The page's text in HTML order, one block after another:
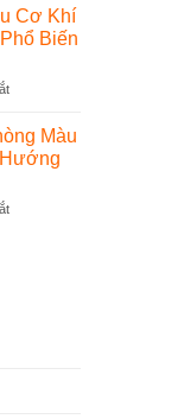
nào?
Chuyên
Nghiệp
Nhất
Nay
Dẫn
Cách
Mở
Sắt
Chi
Tiết
Z
Cơ Khí
Biến
ở
Hiểu
Vật
Liệu
Khí
Màu
ở